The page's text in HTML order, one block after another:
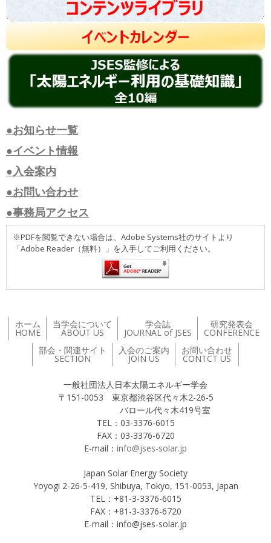
●お知らせ一覧
●イベント情報
●入会案内
●お問い合わせ
●事務局アクセス
※PDFを閲覧できない場合は、Adobe Systems社のサイトより
「Adobe Reader（無料）」を入手してご利用ください。
ホーム
HOME
当学会について
ABOUT US
学会誌
JOURNAL of JSES
研究発表会
CONFERENCE
部会・関連サイト
SECTION
入会のご案内
JOIN US
お問い合わせ
CONTCT US
一般社団法人日本太陽エネルギー学会
〒151-0053 東京都渋谷区代々木2-26-5
バロール代々木419号室
TEL：03-3376-6015
FAX：03-3376-6720
E-mail： info@jses-solar.jp
Japan Solar Energy Society
Yoyogi 2-26-5-419, Shibuya, Tokyo, 151-0053, Japan
TEL：+81-3-3376-6015
FAX：+81-3-3376-6720
E-mail：info@jses-solar.jp